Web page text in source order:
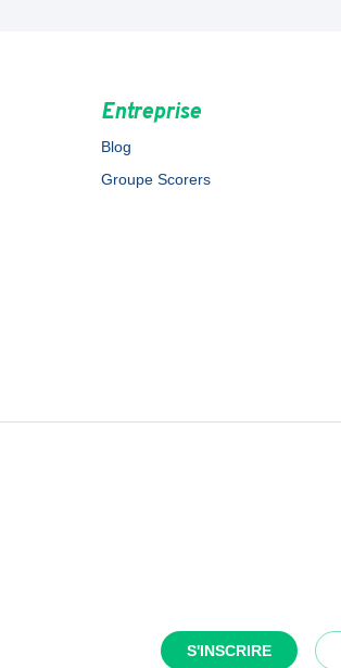
S'INSCRIRE
Entreprise
Blog
Groupe Scorers